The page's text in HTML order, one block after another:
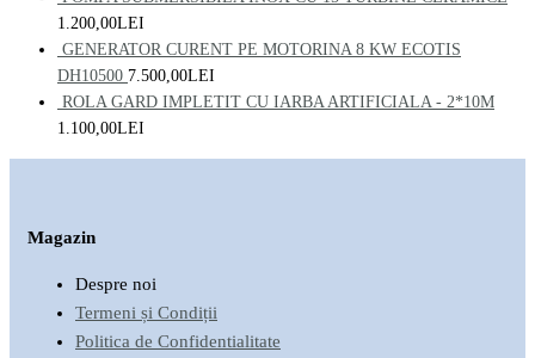
1.200,00LEI
GENERATOR CURENT PE MOTORINA 8 KW ECOTIS
DH10500 7.500,00LEI
ROLA GARD IMPLETIT CU IARBA ARTIFICIALA - 2*10M
1.100,00LEI
Magazin
Despre noi
Termeni și Condiții
Politica de Confidentialitate